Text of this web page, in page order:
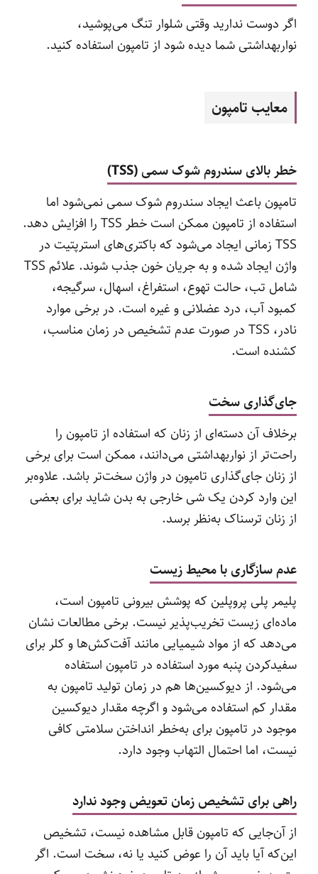
اگر دوست ندارید وقتی شلوار تنگ می‌پوشید،
نواربهداشتی شما دیده شود از تامپون استفاده کنید.
معایب تامپون
خطر بالای سندروم شوک سمی (TSS
)
تامپون باعث ایجاد سندروم شوک سمی نمی‌شود اما
استفاده از تامپون ممکن است خطر TSS را افزایش دهد.
TSS زمانی ایجاد می‌شود که باکتری‌های استرپتیت در
واژن ایجاد شده و به جریان خون جذب شوند. علائم TSS
شامل تب، حالت تهوع، استفراغ، اسهال، سرگیجه،
کمبود آب، درد عضلانی و غیره است. در برخی موارد
نادر، TSS در صورت عدم تشخیص در زمان مناسب،
کشنده است.
جای‌گذاری سخت
برخلاف آن دسته‌ای از زنان که استفاده از تامپون را
راحت‌تر از نواربهداشتی می‌دانند، ممکن است برای برخی
از زنان جای‌گذاری تامپون در واژن سخت‌تر باشد. علاوه‌بر
این وارد کردن یک شی خارجی به‌ بدن شاید برای بعضی
از زنان ترسناک به‌نظر برسد.
عدم سازگاری با محیط زیست
پلیمر پلی پروپلین که پوشش بیرونی تامپون است،
ماده‌ای زیست تخریب‌پذیر نیست. برخی مطالعات نشان
می‌دهد که از مواد شیمیایی مانند آفت‌کش‌ها و کلر برای
سفیدکردن پنبه مورد استفاده در تامپون استفاده
می‌شود. از دیوکسین‌ها هم در زمان تولید تامپون به
مقدار کم استفاده می‌شود و اگرچه مقدار دیوکسین
موجود در تامپون برای به‌خطر انداختن سلامتی کافی
نیست، اما احتمال التهاب وجود دارد.
راهی برای تشخیص زمان تعویض وجود ندارد
از آن‌جایی که تامپون قابل مشاهده نیست، تشخیص
این‌که آیا باید آن را عوض کنید یا نه، سخت است. اگر